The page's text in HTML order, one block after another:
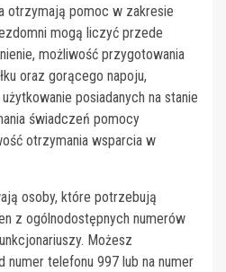
otrzymają pomoc w zakresie
mogą liczyć przede
możliwość przygotowania
oraz gorącego napoju,
posiadanych na stanie
świadczeń pomocy
otrzymania wsparcia w
osoby, które potrzebują
z ogólnodostępnych numerów
Możesz
telefonu 997 lub na numer